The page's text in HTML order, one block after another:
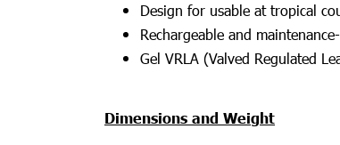
Design for usable at tropical
Rechargeable and
Gel VRLA (Valved Regulated
Dimensions and Weight